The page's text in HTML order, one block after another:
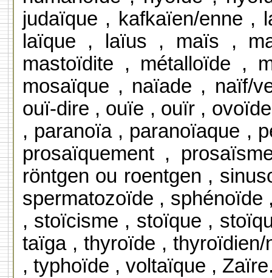
judaïque , kafkaïen/enne ,
laïque , laïus , maïs ,
mastoïdite , métalloïde ,
mosaïque , naïade , naïf/
ouï-dire , ouïe , ouïr ,
, paranoïa , paranoïaque ,
prosaïquement ,
röntgen ou roentgen ,
spermatozoïde ,
, stoïcisme , stoïque ,
taïga , thyroïde ,
, typhoïde , voltaïque ,